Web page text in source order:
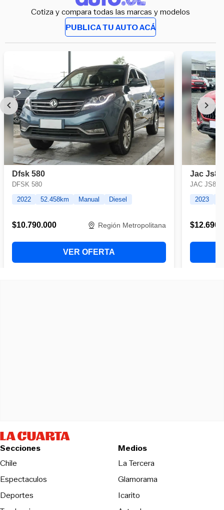
Cotiza y compara todas las marcas y modelos
PUBLICA TU AUTO ACÁ
Secciones
Chile
Espectaculos
Deportes
Medios
La TerceraOpens in new
Glamorama
Icarito